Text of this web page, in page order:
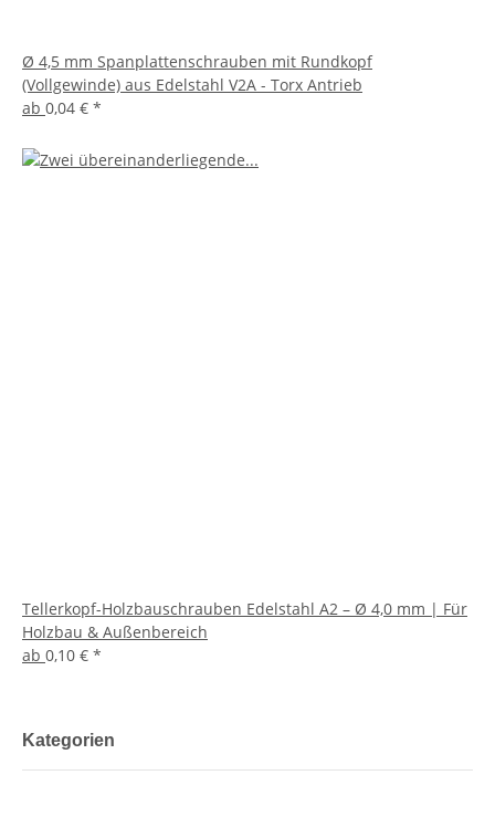
Ø 4,5 mm Spanplattenschrauben mit Rundkopf
(Vollgewinde) aus Edelstahl V2A - Torx Antrieb
ab 0,04 € *
Tellerkopf-Holzbauschrauben Edelstahl A2 – Ø 4,0 mm | Für
Holzbau & Außenbereich
ab 0,10 € *
Kategorien